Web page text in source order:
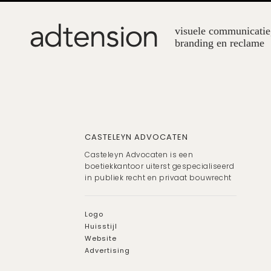
CASTELEYN ADVOCATEN
Casteleyn Advocaten is een
boetiekkantoor uiterst gespecialiseerd
in publiek recht en privaat bouwrecht
Logo
Huisstijl
Website
Advertising